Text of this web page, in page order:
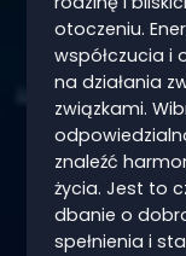
otoczeniu.
współczucia i
na działania
związkami.
znaleźć
życia. Jest to
dbanie o
spełnienia i